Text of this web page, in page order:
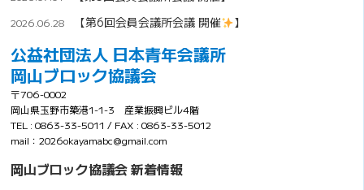
2026.06.28 【第6回会員会議所会議 開催 】
公益社団法人 日本青年会議所
岡山ブロック協議会
〒706-0002
岡山県玉野市築港1-1-3 産業振興ビル4階
TEL : 0863-33-5011 / FAX : 0863-33-5012
mail：2026okayamabc@gmail.com
岡山ブロック協議会 新着情報